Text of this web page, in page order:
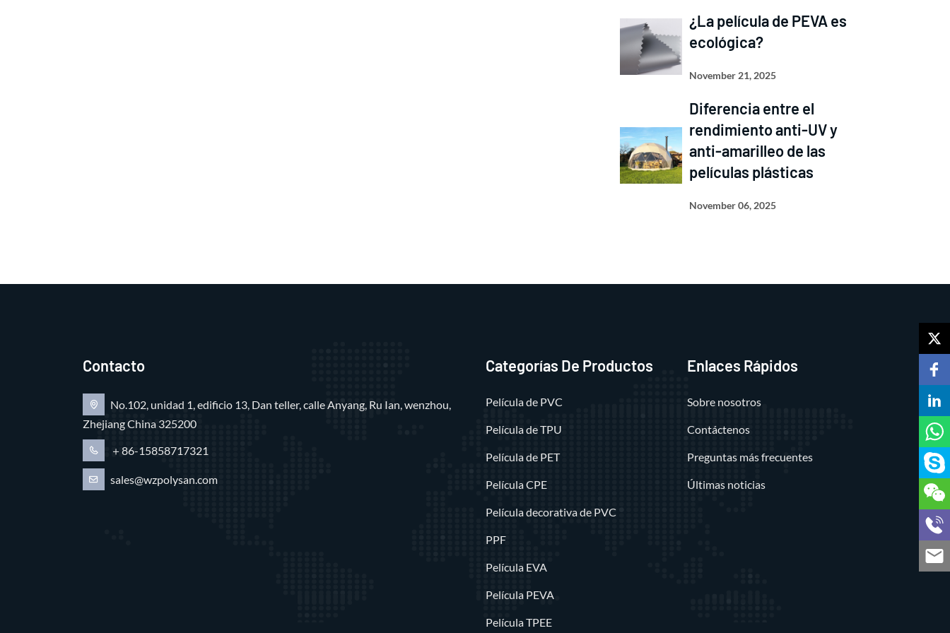
¿La película de PEVA es
ecológica?
November 21, 2025
Diferencia entre el
rendimiento anti-UV y
anti-amarilleo de las
películas plásticas
November 06, 2025
Contacto
No.102, unidad 1, edificio 13, Dan teller, calle Anyang, Ru Ian, wenzhou,
Zhejiang China 325200
＋86-15858717321
sales@wzpolysan.com
Categorías De Productos
Película de PVC
Película de TPU
Película de PET
Película CPE
Película decorativa de PVC
PPF
Película EVA
Película PEVA
Película TPEE
Enlaces Rápidos
Sobre nosotros
Contáctenos
Preguntas más frecuentes
Últimas noticias